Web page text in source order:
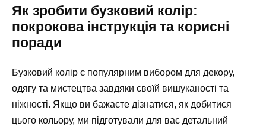
Як зробити бузковий колір:
покрокова інструкція та корисні
поради
Бузковий колір є популярним вибором для декору,
одягу та мистецтва завдяки своїй вишуканості та
ніжності. Якщо ви бажаєте дізнатися, як добитися
цього кольору, ми підготували для вас детальний